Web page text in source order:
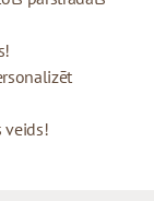
veids!